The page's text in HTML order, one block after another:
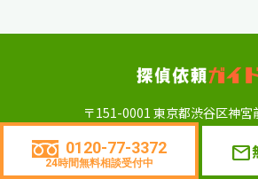
〒151-0001 東京都渋谷区神
0120-77-3372
年中無休 24時間相談受
0120-77-3372
24時間無料相談受付中 mail